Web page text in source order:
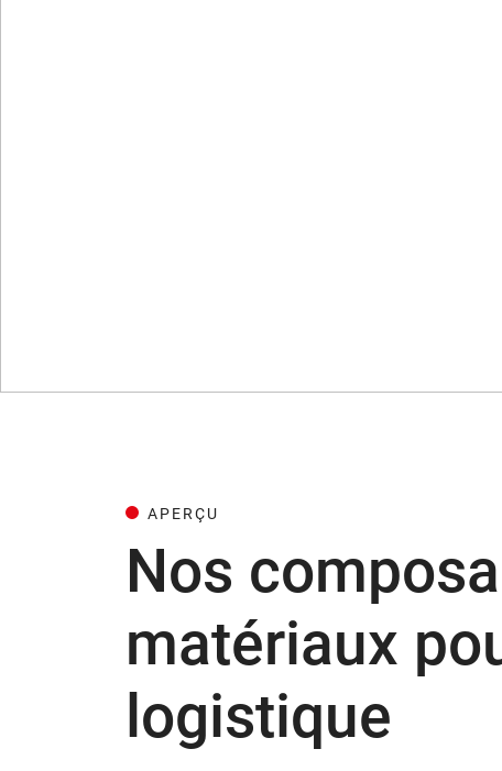
APERÇU
Nos
matériaux
logistique